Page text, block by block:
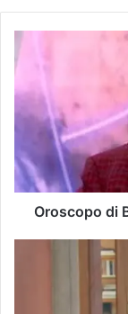
Oroscopo di